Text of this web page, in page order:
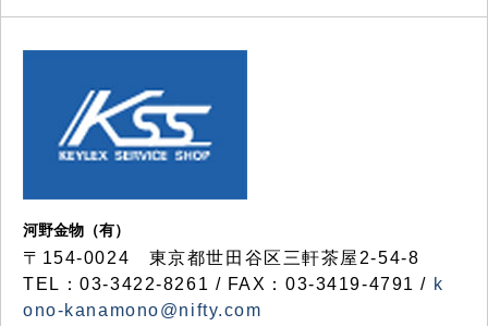
河野金物（有）
〒154-0024 東京都世田谷区三軒茶屋2-54-8
TEL：03-3422-8261 / FAX：03-3419-4791 / k
ono-kanamono@nifty.com